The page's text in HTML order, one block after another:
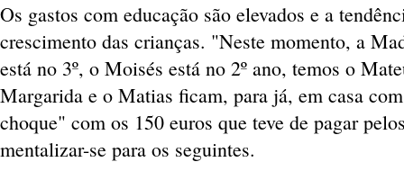
Os gastos com educação são elevados e a
crescimento das crianças. "Neste momento, a
está no 3º, o Moisés está no 2º ano, temos o
Margarida e o Matias ficam, para já, em casa
choque" com os 150 euros que teve de pagar
mentalizar-se para os seguintes.